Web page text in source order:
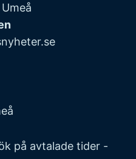
på avtalade tider -